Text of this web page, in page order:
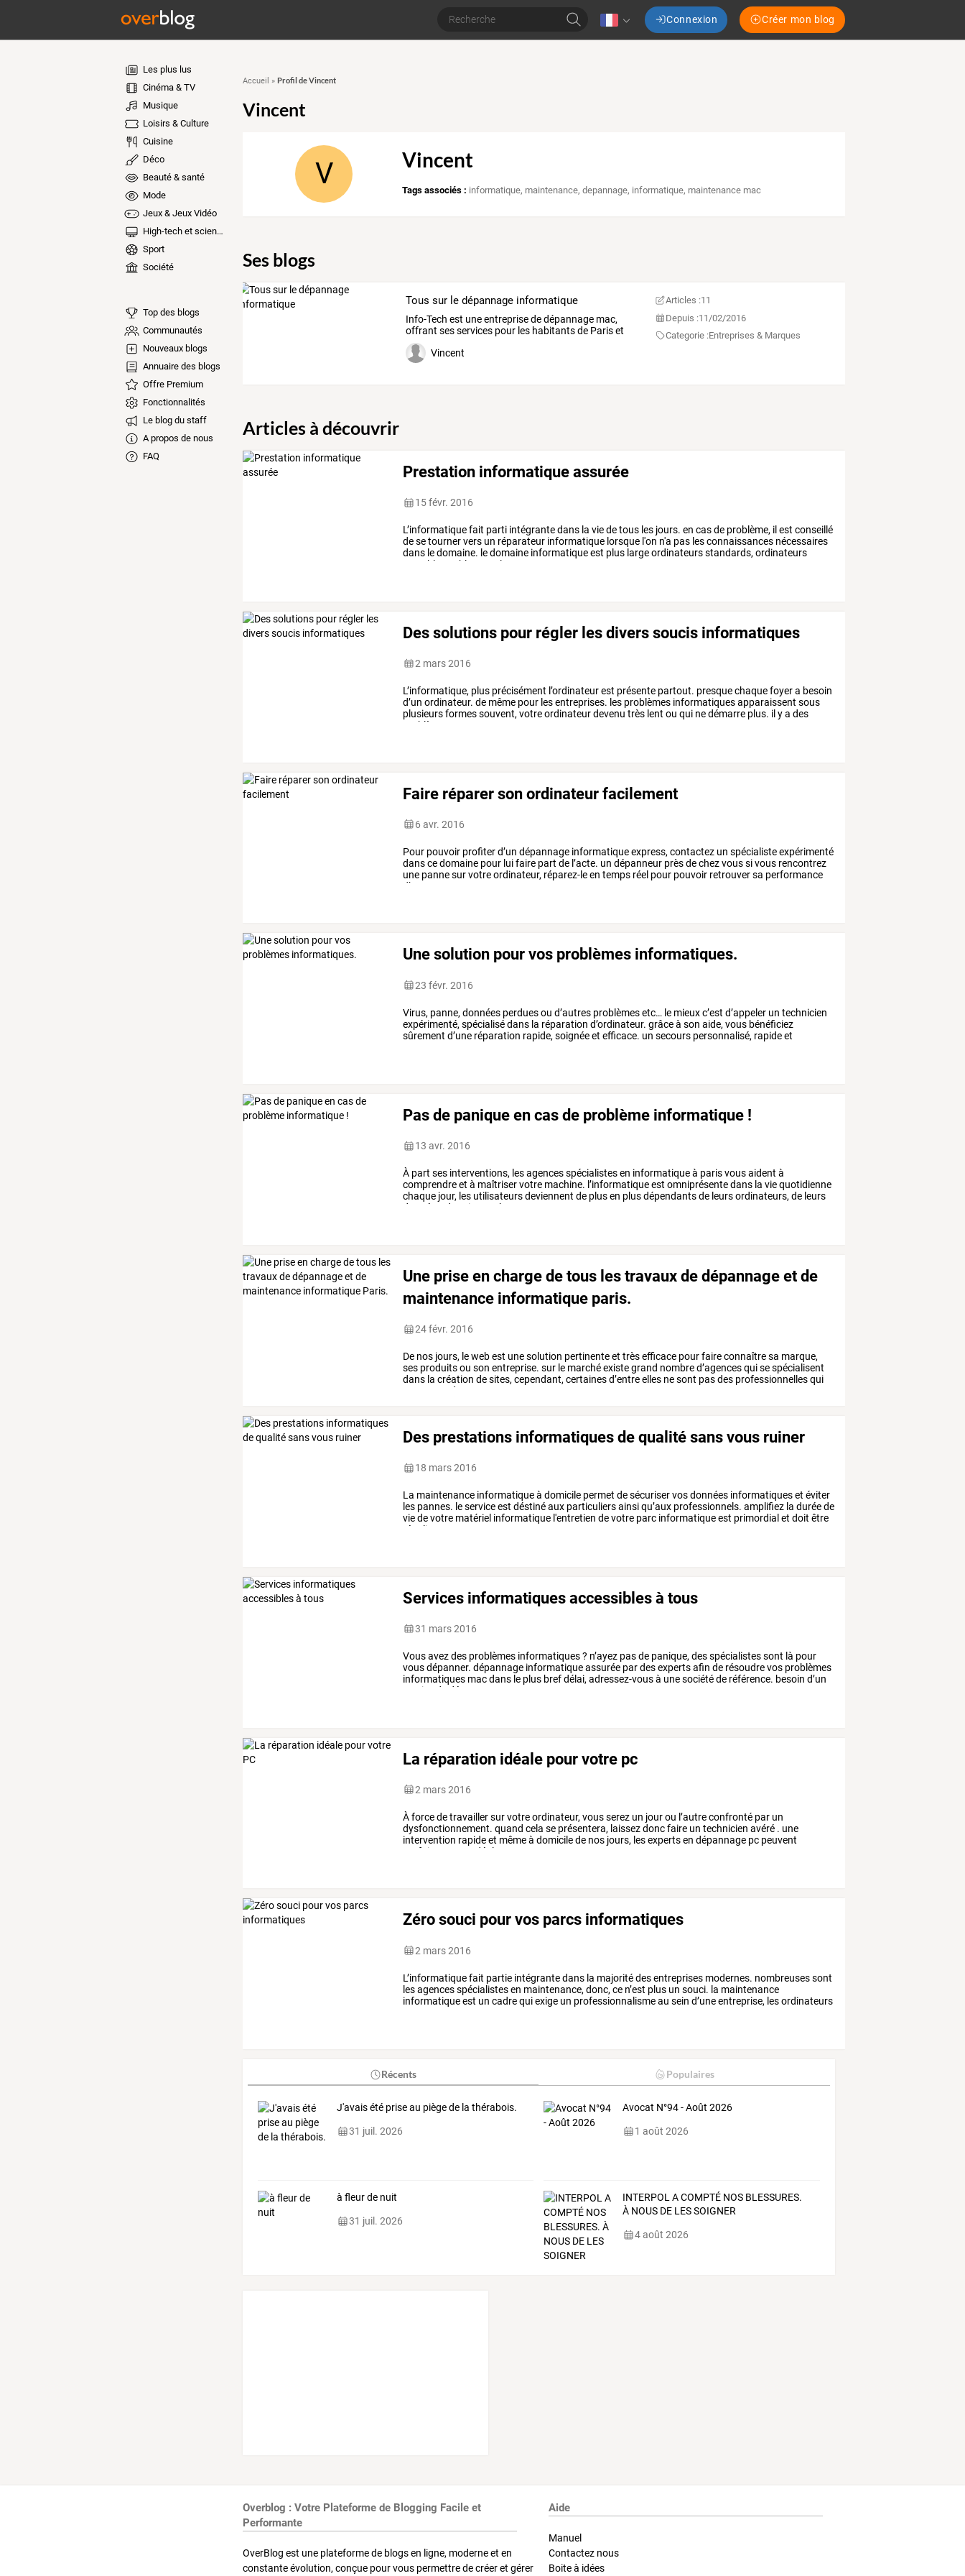
Connexion Créer mon blog
Les plus lus
Cinéma & TV
Musique
Loisirs & Culture
Cuisine
Déco
Beauté & santé
Mode
Jeux & Jeux Vidéo
High-tech et sciences
Sport
Société
Top des blogs
Communautés
Nouveaux blogs
Annuaire des blogs
Offre Premium
Fonctionnalités
Le blog du staff
A propos de nous
FAQ
Accueil » Profil de Vincent
Vincent
V Vincent
Tags associés : informatique, maintenance,depannage, informatique, maintenance mac
Ses blogs
Tous sur le dépannage informatique
Info-Tech est uneentreprisededépannagemac,
offrant sesservicespourleshabitantsdePariset
de…
Vincent
Articles :11
Depuis :11/02/2016
Categorie :Entreprises & Marques
Articles à découvrir
Prestation informatique assurée
15 févr. 2016
L’informatiquefait parti intégrantedans la viedetous les jours. en casde problème, il est conseillé
desetournervers un réparateur informatique lorsque l'on n'a pas lesconnaissances nécessaires
dans ledomaine. ledomaine informatiqueest plus largeordinateursstandards, ordinateurs
portables,
tablettes,… les
Des solutions pour régler les divers soucis informatiques
2 mars 2016
L’informatique, plus précisément l’ordinateurest présente partout. presquechaquefoyera besoin
d’un ordinateur. de même pour lesentreprises. les problèmes informatiquesapparaissent sous
plusieursformessouvent, votreordinateurdevenu très lent ou qui nedémarre plus. il ya des
problèmes
Faire réparer son ordinateur facilement
6 avr. 2016
Pour pouvoir profiterd’un dépannage informatiqueexpress, contactez un spécialisteexpérimenté
danscedomaine pour luifaire part de l’acte. un dépanneur prèsdechezvoussivous rencontrez
une pannesurvotreordinateur, réparez-leen temps réel pour pouvoir retrouversa performance
d’antan.
Une solution pour vos problèmes informatiques.
23 févr. 2016
Virus, panne, données perduesou d’autres problèmesetc… le mieuxc’est d’appeler un technicien
expérimenté, spécialisédans la réparation d’ordinateur. grâceà son aide, vous bénéficiez
sûrement d’une réparation rapide, soignéeet efficace. un secours personnalisé, rapideet
Pas de panique en cas de problème informatique !
13 avr. 2016
À part ses interventions, lesagencesspécialistesen informatiqueà parisvousaident à
comprendreet à maîtriservotre machine. l’informatiqueest omniprésentedans la viequotidienne
chaque jour, les utilisateursdeviennent de plusen plusdépendantsde leursordinateurs,de leurs
données,
des sites web
Une prise en charge de tous les travaux de dépannage et de
maintenance informatique paris.
24 févr. 2016
De nos jours, lewebest unesolution pertinenteet trèsefficace pourfaireconnaîtresa marque,
ses produitsou son entreprise. sur le marchéexistegrand nombred’agencesquisespécialisent
dans la création desites,cependant,certainesd’entreelles nesont pasdes professionnellesqui
à
Des prestations informatiques de qualité sans vous ruiner
18 mars 2016
La maintenance informatiqueà domicile permet desécuriservosdonnées informatiqueset éviter
les pannes. leserviceest déstinéaux particuliersainsiqu’aux professionnels. amplifiez la duréede
viedevotre matériel informatique l'entretien devotre parc informatiqueest primordial et doit être
régulier,
Services informatiques accessibles à tous
31 mars 2016
Vousavezdes problèmes informatiques? n’ayez pasde panique, desspécialistessont là pour
vousdépanner. dépannage informatiqueassurée pardesexpertsafin de résoudrevos problèmes
informatiques macdans le plus brefdélai, adressez-vousà unesociétéde référence. besoin d’un
service
de dépannage
La réparation idéale pour votre pc
2 mars 2016
Àforcedetravaillersurvotreordinateur, vousserez un jourou l’autreconfronté par un
dysfonctionnement. quand cela se présentera, laissezdoncfaire un technicien avéré . une
intervention rapideet mêmeà domicilede nos jours, lesexpertsen dépannage pc peuvent
parfaitement
déplacer
Zéro souci pour vos parcs informatiques
2 mars 2016
L’informatiquefait partie intégrantedans la majoritédesentreprises modernes. nombreusessont
lesagencesspécialistesen maintenance, donc, ce n’est plus un souci. la maintenance
informatiqueest un cadrequiexige un professionnalismeau sein d’uneentreprise, lesordinateurs
Récents Populaires
J'avais été prise au piège de la thérabois.
31 juil. 2026
Avocat N°94 - Août 2026
1 août 2026
à fleur de nuit
31 juil. 2026
INTERPOL A COMPTÉ NOS BLESSURES.
À NOUS DE LES SOIGNER
4 août 2026
Overblog : Votre Plateforme de Blogging Facile et
Performante
OverBlog est une plateforme de blogs en ligne, moderne et en
constante évolution, conçue pour vous permettre de créer et gérer
Aide
Manuel
Contactez nous
Boite à idées